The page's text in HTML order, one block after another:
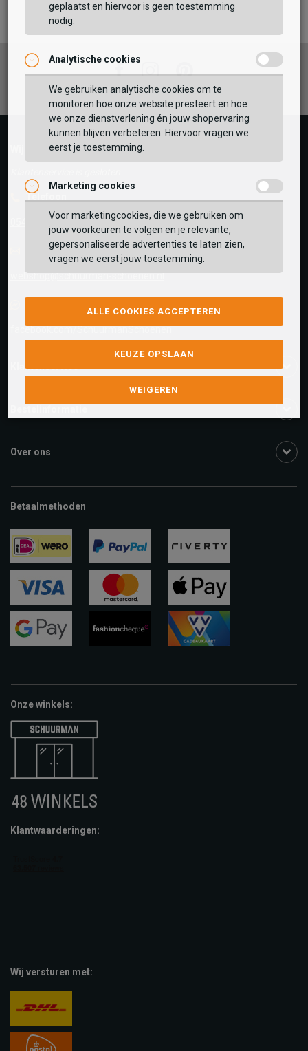
TOEVOEGEN AAN WINKELTAS
GEBRUIK MIJN LOCATIE
Zoek op postcode of gebruik jouw locatie om de
voorraad in een van onze winkels te bekijken.
BEKIJK WINKELTAS
VERDER WINKELEN
Vaak samen gekocht met
Wij helpen je graag!
Telefoon
0545-280081
E-mail Antwoord binnen 24 uur
webshop@schuurman-schoenen.nl
facebook.com/SchuurmanSchoenen
Klantenservice
Over ons
Betaalmethoden
ideal paypal riverty
visa
apple-
pay
Onze winkels:
Klantwaarderingen:
Wij versturen met:
geplaatst en hiervoor is geen toestemming
nodig.
Analytische cookies
We gebruiken analytische cookies om te
monitoren hoe onze website presteert en hoe
we onze dienstverlening én jouw shopervaring
kunnen blijven verbeteren. Hiervoor vragen we
eerst je toestemming.
Marketing cookies
Voor marketingcookies, die we gebruiken om
jouw voorkeuren te volgen en je relevante,
gepersonaliseerde advertenties te laten zien,
vragen we eerst jouw toestemming.
ALLE COOKIES ACCEPTEREN
KEUZE OPSLAAN
WEIGEREN